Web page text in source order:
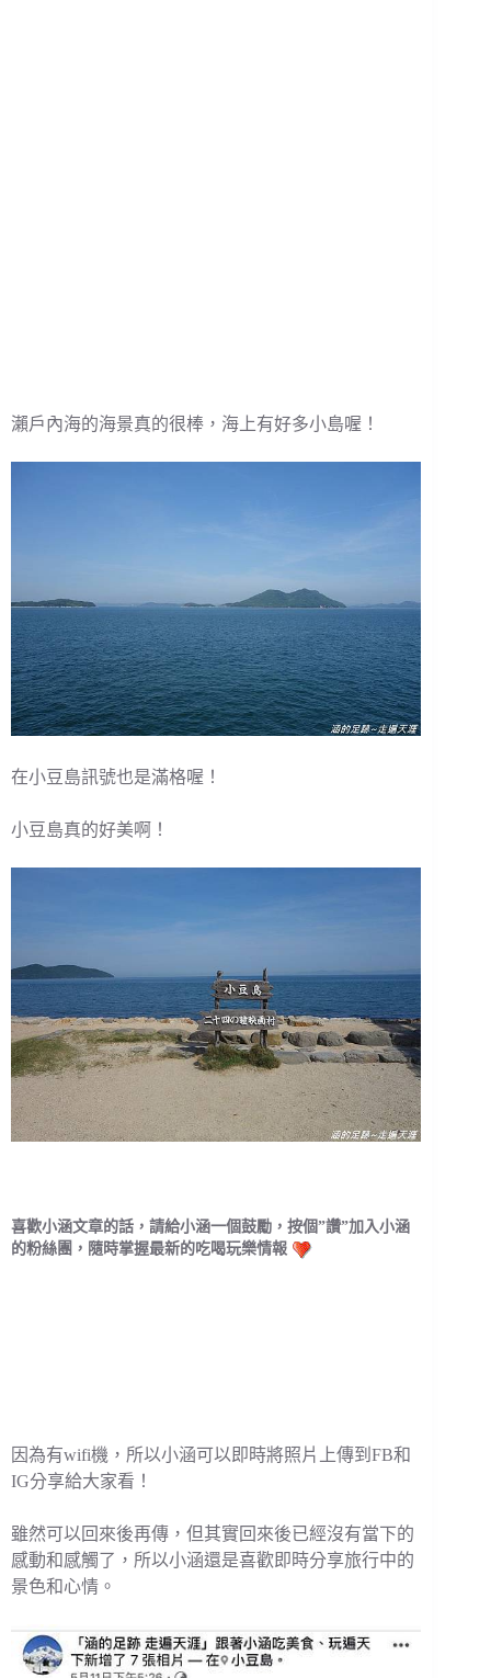
瀨戶內海的海景真的很棒，海上有好多小島喔！
在小豆島訊號也是滿格喔！
小豆島真的好美啊！
喜歡小涵文章的話，請給小涵一個鼓勵，按個”讚”加入小涵
的粉絲團，隨時掌握最新的吃喝玩樂情報
因為有wifi機，所以小涵可以即時將照片上傳到FB和
IG分享給大家看！
雖然可以回來後再傳，但其實回來後已經沒有當下的
感動和感觸了，所以小涵還是喜歡即時分享旅行中的
景色和心情。